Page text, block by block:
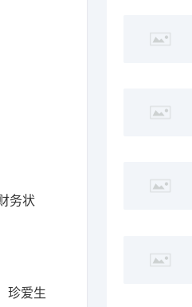
务状
珍爱生